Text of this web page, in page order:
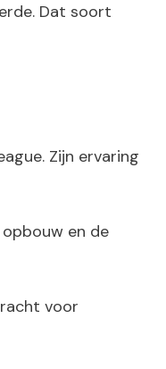
Dat soort
Zijn ervaring
en de
voor